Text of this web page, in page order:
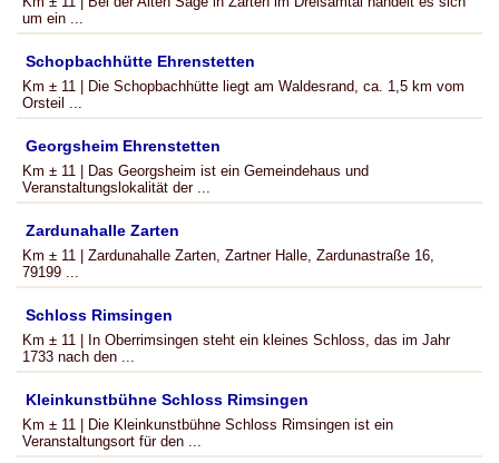
um ein ...
Schopbachhütte Ehrenstetten
Km ± 11 | Die Schopbachhütte liegt am Waldesrand, ca. 1,5 km vom
Orsteil ...
Georgsheim Ehrenstetten
Km ± 11 | Das Georgsheim ist ein Gemeindehaus und
Veranstaltungslokalität der ...
Zardunahalle Zarten
Km ± 11 | Zardunahalle Zarten, Zartner Halle, Zardunastraße 16,
79199 ...
Schloss Rimsingen
Km ± 11 | In Oberrimsingen steht ein kleines Schloss, das im Jahr
1733 nach den ...
Kleinkunstbühne Schloss Rimsingen
Km ± 11 | Die Kleinkunstbühne Schloss Rimsingen ist ein
Veranstaltungsort für den ...